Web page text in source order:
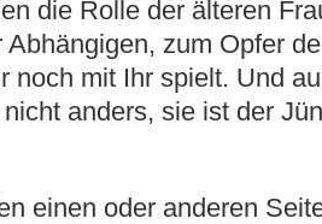
die Rolle der älteren
zum Opfer
noch mit Ihr spielt. Und
anders, sie ist der
einen oder anderen